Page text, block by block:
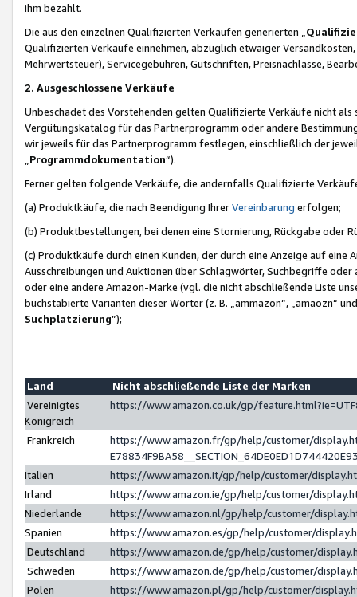
ihm bezahlt.
Die aus den einzelnen Qualifizierten Verkäufen generierten „
Qualifizierten Verkäufe einnehmen, abzüglich etwaiger
Mehrwertsteuer), Servicegebühren, Gutschriften, Preisnachlässe,
2. Ausgeschlossene Verkäufe
Unbeschadet des Vorstehenden gelten Qualifizierte Verkäufe nicht
Vergütungskatalog für das Partnerprogramm oder andere
wir jeweils für das Partnerprogramm festlegen, einschließlich der
Programmdokumentation“).
Ferner gelten folgende Verkäufe, die andernfalls Qualifizierte
(a) Produktkäufe, die nach Beendigung IhrerVereinbarung erfolgen;
(b) Produktbestellungen, bei denen eine Stornierung, Rückgabe oder
(c) Produktkäufe durch einen Kunden, der durch eine Anzeige auf
Ausschreibungen und Auktionen über Schlagwörter, Suchbegriffe
oder eine andere Amazon-Marke (vgl. die nicht abschließende Liste
buchstabierte Varianten dieser Wörter (z. B. „ammazon“, „amaozn“
Suchplatzierung”);
Land
Nicht abschließende Liste der Marken
Vereinigtes
Königreich
https://www.amazon.co.uk/gp/
Frankreich
https://www.amazon.fr/gp/help/customer/
Italien
https://www.amazon.it/gp/help/customer/
Irland
https://www.amazon.ie/gp/help/customer/
Niederlande
https://www.amazon.nl/gp/help/customer/
Spanien
https://www.amazon.es/gp/help/customer/
Deutschland
https://www.amazon.de/gp/help/customer/
Schweden
https://www.amazon.de/gp/help/customer/
Polen
https://www.amazon.pl/gp/help/customer/